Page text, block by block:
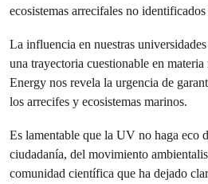
ecosistemas arrecifales no
La influencia en nuestras
una trayectoria cuestionable en
Energy nos revela la urgencia de
los arrecifes y ecosistemas marinos.
Es lamentable que la UV no haga eco
ciudadanía, del movimiento
comunidad científica que ha dejado